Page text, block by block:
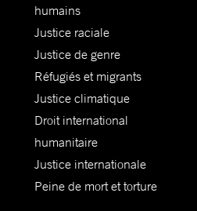
humains
Justice raciale
Justice de genre
Réfugiés et migrants
Justice climatique
Droit international
humanitaire
Justice internationale
Peine de mort et torture